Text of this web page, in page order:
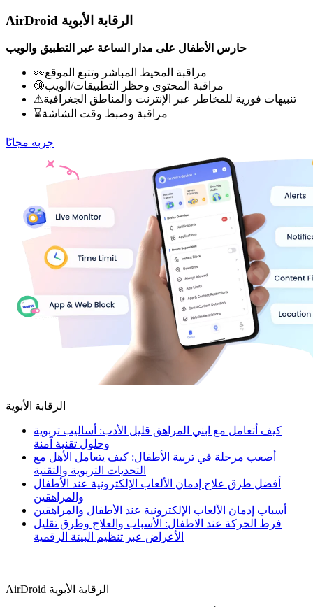
AirDroid الرقابة الأبوية
حارس الأطفال على مدار الساعة عبر التطبيق والويب
👀مراقبة المحيط المباشر وتتبع الموقع
🔞مراقبة المحتوى وحظر التطبيقات/الويب
⚠تنبيهات فورية للمخاطر عبر الإنترنت والمناطق الجغرافية
⌛مراقبة وضبط وقت الشاشة
جربه مجانًا
الرقابة الأبوية
كيف أتعامل مع ابني المراهق قليل الأدب: أساليب تربوية
وحلول تقنية آمنة
أصعب مرحلة في تربية الأطفال: كيف يتعامل الأهل مع
التحديات التربوية والتقنية
أفضل طرق علاج إدمان الألعاب الإلكترونية عند الأطفال
والمراهقين
أسباب إدمان الألعاب الإلكترونية عند الأطفال والمراهقين
فرط الحركة عند الاطفال: الأسباب والعلاج وطرق تقليل
الأعراض عبر تنظيم البيئة الرقمية
AirDroid الرقابة الأبوية